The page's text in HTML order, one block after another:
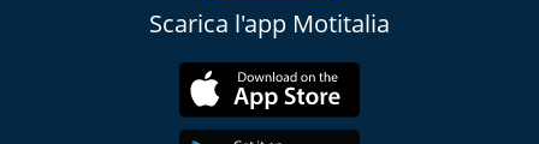
Scarica l'app Motitalia